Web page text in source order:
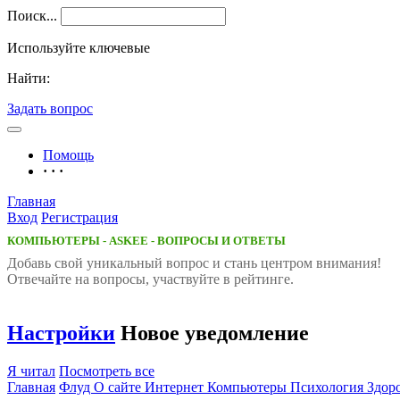
Поиск...
Используйте ключевые
Найти:
Задать вопрос
Помощь
· · ·
Главная
Вход Регистрация
КОМПЬЮТЕРЫ - ASKEE - ВОПРОСЫ И ОТВЕТЫ
Добавь свой уникальный вопрос и cтань центром внимания!
Отвечайте на вопросы, участвуйте в рейтинге.
Настройки Новое уведомление
Я читал Посмотреть все
Главная Флуд О сайте Интернет Компьютеры Психология